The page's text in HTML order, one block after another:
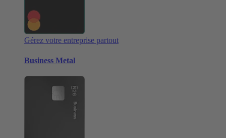
Gérez votre entreprise partout
Business Metal